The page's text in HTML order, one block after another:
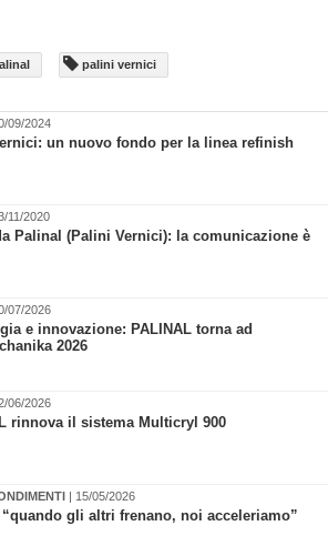
palini vernici
09/2024
un nuovo fondo per la linea refinish
11/2020
Palinal (Palini Vernici): la comunicazione è
07/2026
e innovazione: PALINAL torna ad
2026
06/2026
rinnova il sistema Multicryl 900
| 15/05/2026
gli altri frenano, noi acceleriamo”